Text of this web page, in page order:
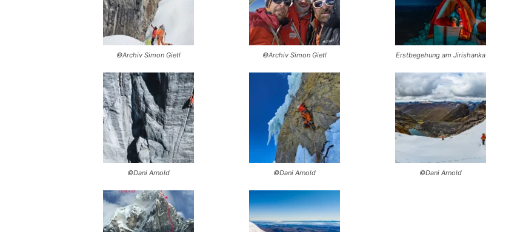
©Archiv Simon Gietl ©Archiv Simon Gietl Erstbegehung am Jirishanka
©Dani Arnold ©Dani Arnold ©Dani Arnold